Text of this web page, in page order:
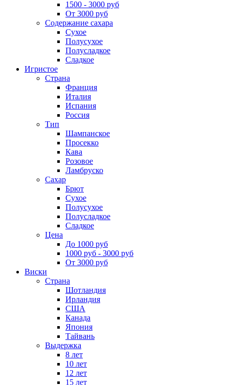
1500 - 3000 руб
От 3000 руб
Содержание сахара
Сухое
Полусухое
Полусладкое
Сладкое
Игристое
Страна
Франция
Италия
Испания
Россия
Тип
Шампанское
Просекко
Кава
Розовое
Ламбруско
Сахар
Брют
Сухое
Полусухое
Полусладкое
Сладкое
Цена
До 1000 руб
1000 руб - 3000 руб
От 3000 руб
Виски
Страна
Шотландия
Ирландия
США
Канада
Япония
Тайвань
Выдержка
8 лет
10 лет
12 лет
15 лет